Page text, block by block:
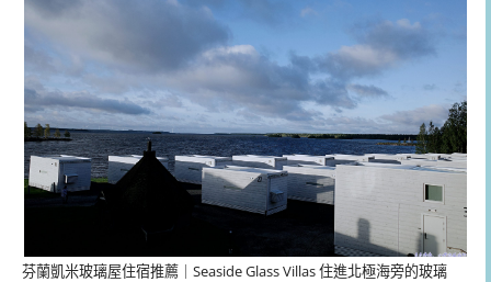
芬蘭凱米玻璃屋住宿推薦｜Seaside Glass Villas 住進北極海旁的玻璃